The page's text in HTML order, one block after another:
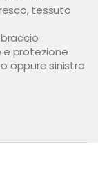
tessuto
e protezione
oppure sinistro